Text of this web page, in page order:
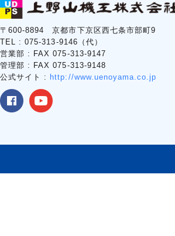
〒600-8894 京都市下京区西七条市部町9
TEL : 075-313-9146（代）
営業部 : FAX 075-313-9147
管理部 : FAX 075-313-9148
公式サイト : http://www.uenoyama.co.jp